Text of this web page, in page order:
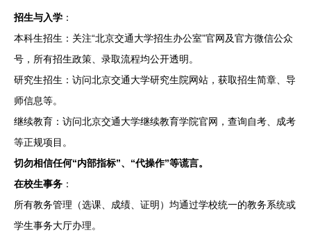
招生与入学 ：
本科生招生：关注“北京交通大学招生办公室”官网及官方微信公众
号，所有招生政策、录取流程均公开透明。
研究生招生：访问北京交通大学研究生院网站，获取招生简章、导
师信息等。
继续教育：访问北京交通大学继续教育学院官网，查询自考、成考
等正规项目。
切勿相信任何“内部指标”、“代操作”等谎言。
在校生事务 ：
所有教务管理（选课、成绩、证明）均通过学校统一的教务系统或
学生事务大厅办理。